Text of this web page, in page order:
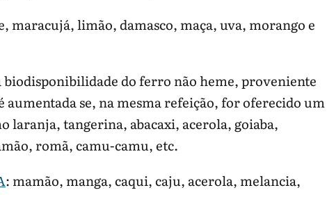
maracujá, limão, damasco, maça, uva, morango e
biodisponibilidade do ferro não heme, proveniente
aumentada se, na mesma refeição, for oferecido um
laranja, tangerina, abacaxi, acerola, goiaba,
romã, camu-camu, etc.
: mamão, manga, caqui, caju, acerola, melancia,